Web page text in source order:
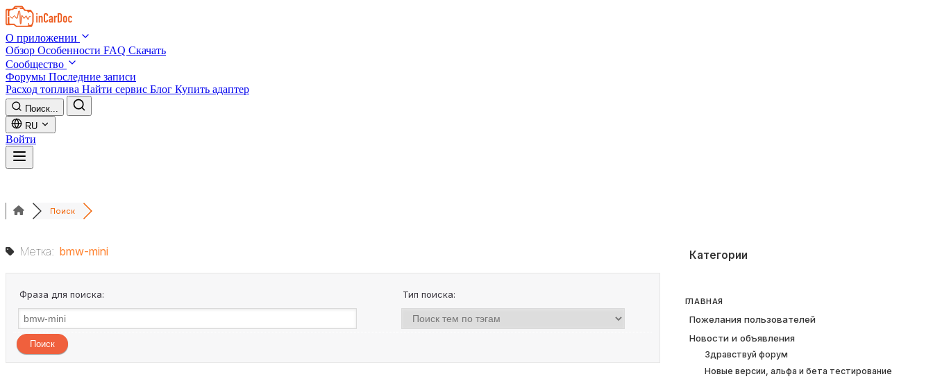
Skip to main content
О приложении
Обзор Особенности FAQ Скачать
Сообщество
Форумы Последние записи
Расход топлива Найти сервис Блог Купить адаптер
Поиск...
RU
Войти
Поиск
Метка: bmw-mini
Фраза для поиска: Тип поиска:
Категории
ГЛАВНАЯ
Пожелания пользователей
Новости и объявления
Здравствуй форум
Новые версии, альфа и бета тестирование